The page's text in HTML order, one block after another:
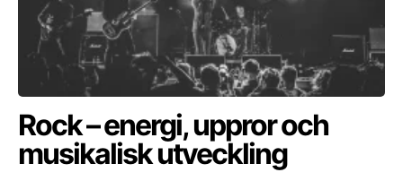
Rock – energi, uppror och
musikalisk utveckling